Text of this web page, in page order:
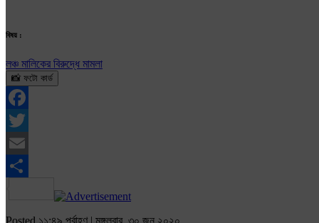
বিষয় :
লঞ্চ মালিকের বিরুদ্ধে মামলা
📸 ফটো কার্ড
Facebook
Twitter
Email
Share
Posted ১১:৪৯ পূর্বাহ্ণ | মঙ্গলবার, ৩০ জুন ২০২০